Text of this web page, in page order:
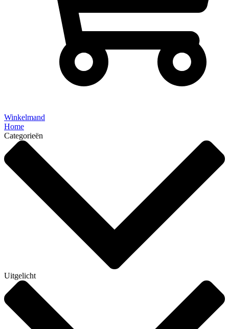
Winkelmand
Home
Categorieën
Uitgelicht